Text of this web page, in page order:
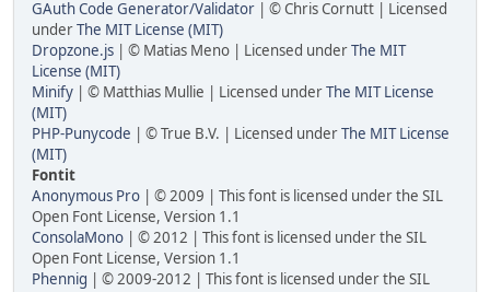
GAuth Code Generator/Validator | © Chris Cornutt | Licensed
underThe MIT License (MIT)
Dropzone.js | © Matias Meno | Licensed underThe MIT
License (MIT)
Minify | © Matthias Mullie | Licensed underThe MIT License
(MIT)
PHP-Punycode | © True B.V. | Licensed underThe MIT License
(MIT)
Fontit
Anonymous Pro | © 2009 | This font is licensed under the SIL
Open Font License, Version 1.1
ConsolaMono | © 2012 | This font is licensed under the SIL
Open Font License, Version 1.1
Phennig | © 2009-2012 | This font is licensed under the SIL